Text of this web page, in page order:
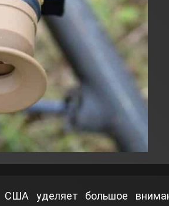
уделяет большое